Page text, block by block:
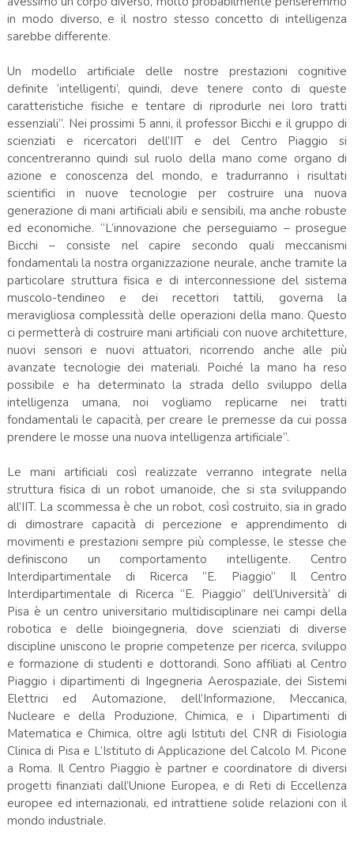
in modo diverso, e il nostro stesso concetto di intelligenza
sarebbe differente.
Un modello artificiale delle nostre prestazioni cognitive
definite ‘intelligenti’, quindi, deve tenere conto di queste
caratteristiche fisiche e tentare di riprodurle nei loro tratti
essenziali”. Nei prossimi 5 anni, il professor Bicchi e il gruppo di
scienziati e ricercatori dell’IIT e del Centro Piaggio si
concentreranno quindi sul ruolo della mano come organo di
azione e conoscenza del mondo, e tradurranno i risultati
scientifici in nuove tecnologie per costruire una nuova
generazione di mani artificiali abili e sensibili, ma anche robuste
ed economiche. “L’innovazione che perseguiamo – prosegue
Bicchi – consiste nel capire secondo quali meccanismi
fondamentali la nostra organizzazione neurale, anche tramite la
particolare struttura fisica e di interconnessione del sistema
muscolo-tendineo e dei recettori tattili, governa la
meravigliosa complessità delle operazioni della mano. Questo
ci permetterà di costruire mani artificiali con nuove architetture,
nuovi sensori e nuovi attuatori, ricorrendo anche alle più
avanzate tecnologie dei materiali. Poiché la mano ha reso
possibile e ha determinato la strada dello sviluppo della
intelligenza umana, noi vogliamo replicarne nei tratti
fondamentali le capacità, per creare le premesse da cui possa
prendere le mosse una nuova intelligenza artificiale”.
Le mani artificiali così realizzate verranno integrate nella
struttura fisica di un robot umanoide, che si sta sviluppando
all’IIT. La scommessa è che un robot, così costruito, sia in grado
di dimostrare capacità di percezione e apprendimento di
movimenti e prestazioni sempre più complesse, le stesse che
definiscono un comportamento intelligente. Centro
Interdipartimentale di Ricerca “E. Piaggio” Il Centro
Interdipartimentale di Ricerca “E. Piaggio” dell’Università’ di
Pisa è un centro universitario multidisciplinare nei campi della
robotica e delle bioingegneria, dove scienziati di diverse
discipline uniscono le proprie competenze per ricerca, sviluppo
e formazione di studenti e dottorandi. Sono affiliati al Centro
Piaggio i dipartimenti di Ingegneria Aerospaziale, dei Sistemi
Elettrici ed Automazione, dell’Informazione, Meccanica,
Nucleare e della Produzione, Chimica, e i Dipartimenti di
Matematica e Chimica, oltre agli Istituti del CNR di Fisiologia
Clinica di Pisa e L’Istituto di Applicazione del Calcolo M. Picone
a Roma. Il Centro Piaggio è partner e coordinatore di diversi
progetti finanziati dall’Unione Europea, e di Reti di Eccellenza
europee ed internazionali, ed intrattiene solide relazioni con il
mondo industriale.